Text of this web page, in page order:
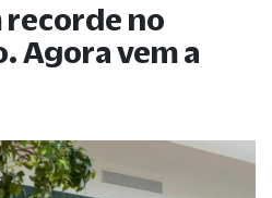
recorde no
Agora vem a